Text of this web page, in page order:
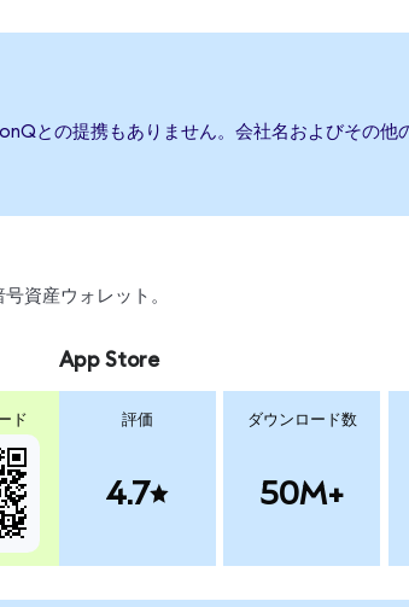
との提携もありません。会社名およびその他
資産ウォレット。
ド
App Store
評価
4.7
ダウンロード数
50M+